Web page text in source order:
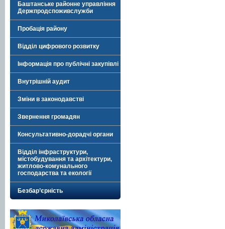
Баштанське районне управління
Держпродспоживслужби
Пробація району
Відділ цифрового розвитку
Інформація про публічні закупівлі
Внутрішній аудит
Зміни в законодавстві
Звернення громадян
Консультативно-дорадчі органи
Відділ інфраструктури,
містобудування та архітектури,
житлово-комунального
господарства та екології
Безбар’єрність